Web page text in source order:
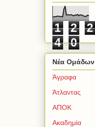
1 2 2
4
0
Νέα Ομάδων
Άγραφα
Άτλαντας
ΑΠΟΚ
Ακαδημία